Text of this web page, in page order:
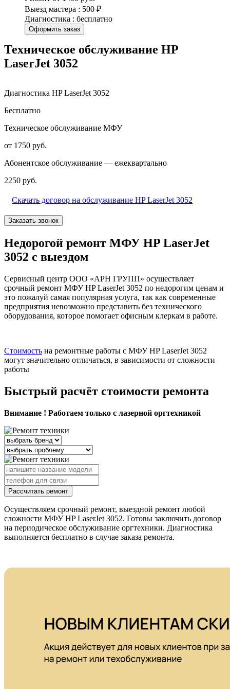
Выезд мастера : 500 ₽
Диагностика : бесплатно
Оформить заказ
Техническое обслуживание HP
LaserJet 3052
Диагностика HP LaserJet 3052
Бесплатно
Техническое обслуживание МФУ
от 1750 руб.
Абонентское обслуживание — ежеквартально
2250 руб.
Скачать договор на обслуживание HP LaserJet 3052
Заказать звонок
Недорогой ремонт МФУ HP LaserJet
3052 с выездом
Сервисный центр ООО «АРН ГРУПП» осуществляет
срочный ремонт МФУ HP LaserJet 3052 по недорогим ценам и
это пожалуй самая популярная услуга, так как современные
предприятия невозможно представить без технического
оборудования, которое помогает офисным клеркам в работе.
Стоимость на ремонтные работы с МФУ HP LaserJet 3052
могут значительно отличаться, в зависимости от сложности
работы
Быстрый расчёт стоимости ремонта
Внимание ! Работаем только с лазерной оргтехникой
Рассчитать ремонт
Осуществляем срочный ремонт, выездной ремонт любой
сложности МФУ HP LaserJet 3052. Готовы заключить договор
на периодическое обслуживание оргтехники. Диагностика
выполняется бесплатно в случае заказа ремонта.